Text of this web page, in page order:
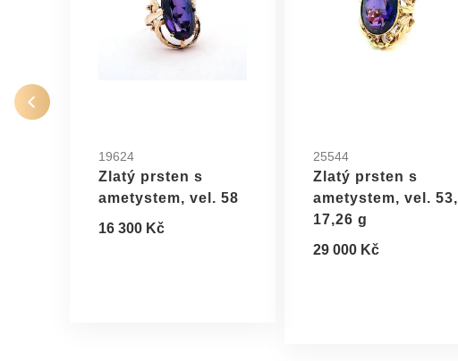
19624
Zlatý prsten s
ametystem, vel. 58
16 300 Kč
25544
Zlatý prsten s
ametystem, vel. 53,
17,26 g
29 000 Kč